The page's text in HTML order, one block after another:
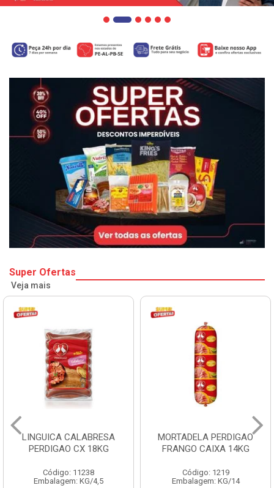
Super Ofertas
Veja mais
LINGUICA CALABRESA
PERDIGAO CX 18KG
Código: 11238
Embalagem: KG/4,5
MORTADELA PERDIGAO
FRANGO CAIXA 14KG
Código: 1219
Embalagem: KG/14